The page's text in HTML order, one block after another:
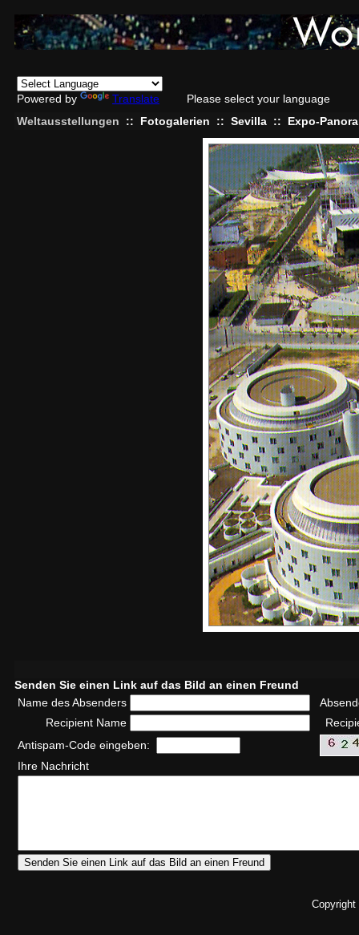
Powered by Translate
Please select your language
Weltausstellungen
:: Fotogalerien :: Sevilla :: Expo-
Senden Sie einen Link auf das Bild an einen Freund
Name des Absenders
Recipient Name
Antispam-Code eingeben:
Ihre Nachricht